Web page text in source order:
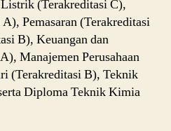
(Terakreditasi C),
Pemasaran (Terakreditasi
B), Keuangan dan
Manajemen Perusahaan
(Terakreditasi B), Teknik
Diploma Teknik Kimia